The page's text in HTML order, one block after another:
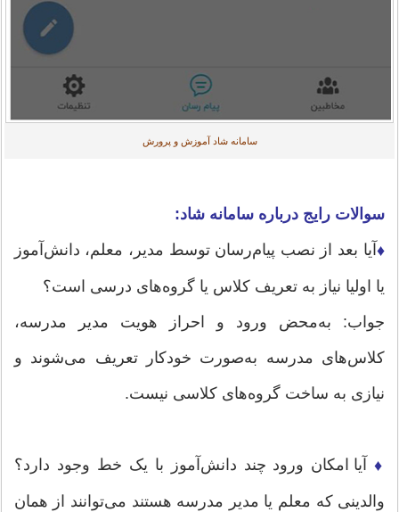
سامانه شاد آموزش و پرورش
سوالات رایج درباره سامانه شاد:
♦آیا بعد از نصب پیام‌رسان توسط مدیر، معلم، دانش‌آموز
یا اولیا نیاز به تعریف کلاس یا گروه‌های درسی است؟
جواب: به‌محض ورود و احراز هویت مدیر مدرسه،
کلاس‌های مدرسه به‌صورت خودکار تعریف می‌شوند و
نیازی به ساخت گروه‌های کلاسی نیست.
♦ آیا امکان ورود چند دانش‌آموز با یک خط وجود دارد؟
والدینی که معلم یا مدیر مدرسه هستند می‌توانند از همان